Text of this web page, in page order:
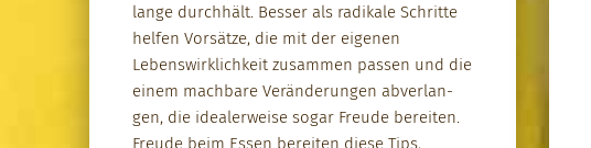
lange durch­hält. Bess­er als radikale Schritte
helfen Vorsätze, die mit der eige­nen
Lebenswirk­lichkeit zusam­men passen und die
einem mach­bare Verän­derun­gen abver­lan­
gen, die ide­al­er­weise sog­ar Freude bere­it­en.
Freude beim Essen bere­it­en diese Tips,